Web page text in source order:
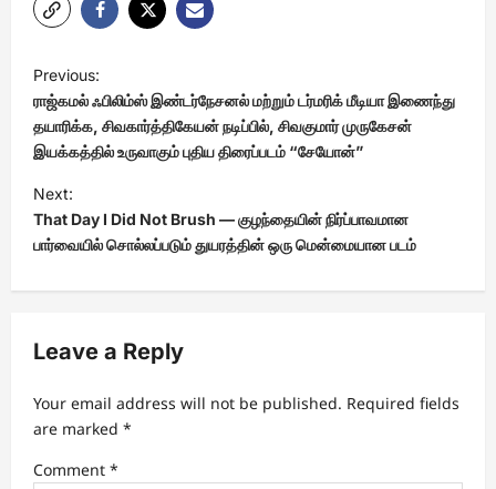
o
s
t
n
a
g
t
i
o
Previous:
ராஜ்கமல் ஃபிலிம்ஸ் இண்டர்நேசனல் மற்றும் டர்மரிக் மீடியா இணைந்து
தயாரிக்க, சிவகார்த்திகேயன் நடிப்பில், சிவகுமார் முருகேசன்
இயக்கத்தில் உருவாகும் புதிய திரைப்படம் “சேயோன்”
Next:
That Day I Did Not Brush — குழந்தையின் நிர்ப்பாவமான
பார்வையில் சொல்லப்படும் துயரத்தின் ஒரு மென்மையான படம்
Leave a Reply
Your email address will not be published. Required fields
are marked *
Comment *